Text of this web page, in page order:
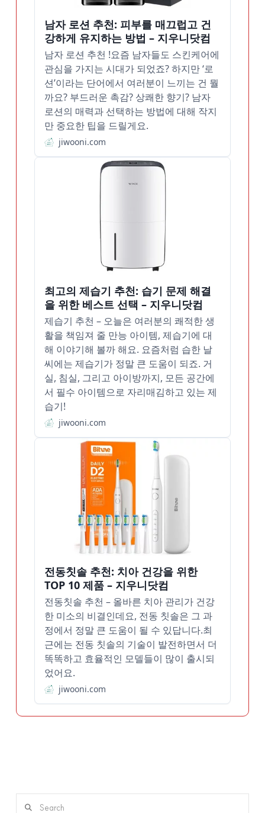
남자 로션 추천: 피부를 매끄럽고 건
강하게 유지하는 방법 – 지우니닷컴
남자 로션 추천 !요즘 남자들도 스킨케어에
관심을 가지는 시대가 되었죠? 하지만 ‘로
션’이라는 단어에서 여러분이 느끼는 건 뭘
까요? 부드러운 촉감? 상쾌한 향기? 남자
로션의 매력과 선택하는 방법에 대해 작지
만 중요한 팁을 드릴게요.
jiwooni.com
최고의 제습기 추천: 습기 문제 해결
을 위한 베스트 선택 – 지우니닷컴
제습기 추천 – 오늘은 여러분의 쾌적한 생
활을 책임져 줄 만능 아이템, 제습기에 대
해 이야기해 볼까 해요. 요즘처럼 습한 날
씨에는 제습기가 정말 큰 도움이 되죠. 거
실, 침실, 그리고 아이방까지, 모든 공간에
서 필수 아이템으로 자리매김하고 있는 제
습기!
jiwooni.com
전동칫솔 추천: 치아 건강을 위한
TOP 10 제품 – 지우니닷컴
전동칫솔 추천 – 올바른 치아 관리가 건강
한 미소의 비결인데요, 전동 칫솔은 그 과
정에서 정말 큰 도움이 될 수 있답니다.최
근에는 전동 칫솔의 기술이 발전하면서 더
똑똑하고 효율적인 모델들이 많이 출시되
었어요.
jiwooni.com